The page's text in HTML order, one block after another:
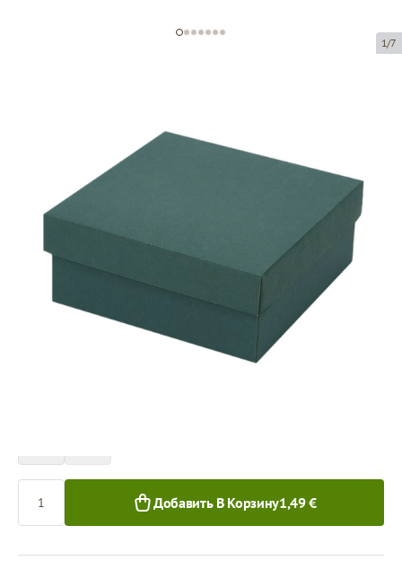
1/7
190 x 190 x 80 mm
Материал:
Толщина:1.5 mm
Tовар можно получить в пункте выдачи.
Цена за 1 штуку
1,34 €
Добавить В Корзину1,49 €